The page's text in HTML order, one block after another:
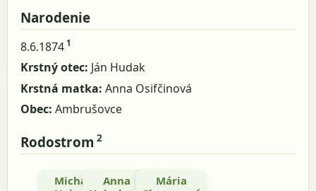
Narodenie
8.6.1874 1
Krstný otec: Ján Hudak
Krstná matka: Anna Osifčinová
Obec: Ambrušovce
Rodostrom 2
Michal
Anna
Teodor
Mária